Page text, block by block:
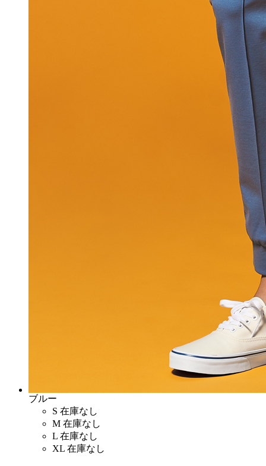
ブルー
S 在庫なし
M 在庫なし
L 在庫なし
XL 在庫なし